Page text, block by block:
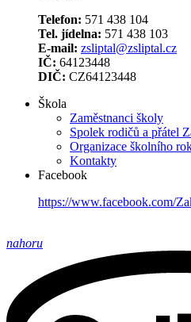
Telefon: 571 438 104
Tel. jídelna: 571 438 103
E-mail: zsliptal@zsliptal.cz
IČ: 64123448
DIČ: CZ64123448
Škola
Zaměstnanci školy
Spolek rodičů a přátel
Organizace školního
Kontakty
Facebook
https://www.facebook.com/
nahoru